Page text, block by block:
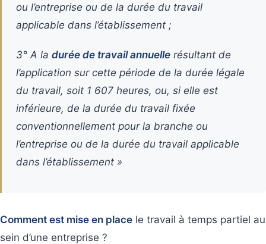
ou l’entreprise ou de la durée du travail
applicable dans l’établissement ;
3° A la durée de travail annuelle résultant de
l’application sur cette période de la durée légale
du travail, soit 1 607 heures, ou, si elle est
inférieure, de la durée du travail fixée
conventionnellement pour la branche ou
l’entreprise ou de la durée du travail applicable
dans l’établissement »
Comment est mise en place le travail à temps partiel au
sein d’une entreprise ?